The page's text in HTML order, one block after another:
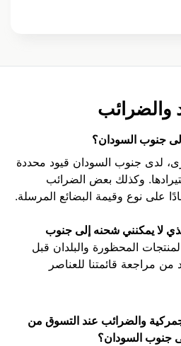
والضرائب
جنوب السودان؟
لدى جنوب السودان قيود محددة
وكذلك بعض الضرائب
على نوع وقيمة البضائع المرسلة.
لا يمكنني شحنه إلى جنوب
المحظورة والبلدان قبل
مراجعة قائمتنا للعناصر
والضرائب عند التسوق من
جنوب السودان؟